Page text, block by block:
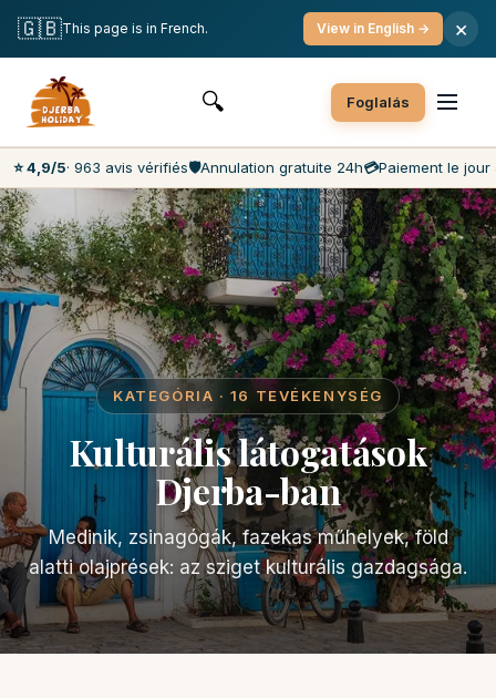
Ingyenes lemondás
Fizetés az adott napon
A piaci legalacsonyabb árak
Ügyfélszolgálat 7 nap/7 nap
🔍 Foglalás
⭐ 4,9/5· 963 avis vérifiés🛡️Annulation gratuite 24h💳Paiement le jour
KATEGÓRIA · 16 TEVÉKENYSÉG
Kulturális látogatások
Djerba-ban
Medinik, zsinagógák, fazekas műhelyek, föld
alatti olajprések: az sziget kulturális gazdagsága.
🇬🇧This page is in French. View in English → ×